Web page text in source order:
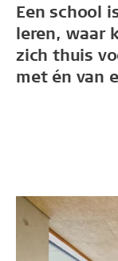
Een school
leren, waar
zich thuis
met én van